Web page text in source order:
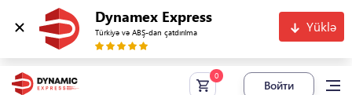
Dynamex Express
Türkiyə və ABŞ-dan çatdırılma Yüklə
Войти